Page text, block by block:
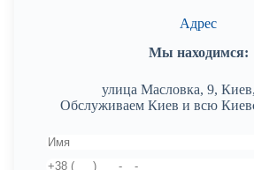
Адрес
Мы находимся:
улица Масловка, 9,
Обслуживаем Киев и всю